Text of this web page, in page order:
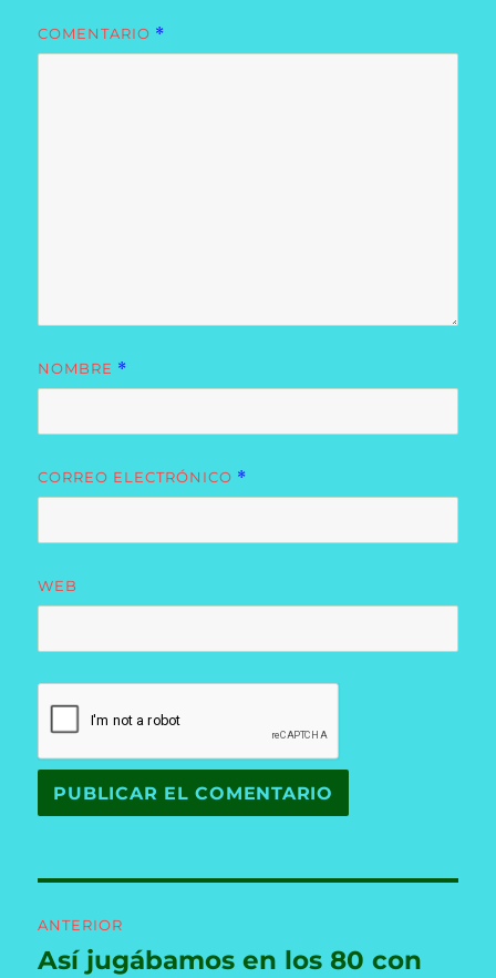
COMENTARIO *
NOMBRE *
CORREO ELECTRÓNICO *
WEB
de
ANTERIOR
Entrada
Así jugábamos en los 80 con